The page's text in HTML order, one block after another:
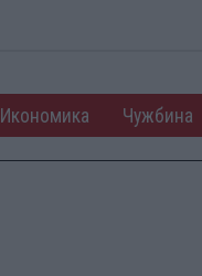
Икономика Чужбина